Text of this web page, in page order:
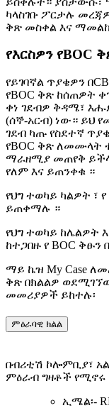
ካላስገቡ ፖርታሉ
ቅጽ መስቀል እና
የእርስዎን የBOC
የይገባኛል ጥያቄዎን
የBOC ቅጽ ከሰጠዎት
ቀነ ገደብዎ ቅዳሜ፣
(ሰኞ-አርብ) ነው። ይህ
ገደብ ካጡ የስደተኛ
የBOC ቅጽ ለመሙላት
ማራዘሚያ መጠየቅ
የለም እና ይጠንቀቁ ።
የህግ ተወካይ ካልዎት ፣
ይጠቀማሉ ።
የህግ ተወካይ ከሌልዎት
ከተጋበዙ የ BOC
ማይ ኬዝ My Case
ቅጽ በክልልዎ
መመሪያዎች ይከተሉ፡
ምዕራባዊ ክልል
በብሪቲሽ ኮሎምቢያ፣
ምዕራብ ግዛቶች የሚኖሩ
ኢሜል፡-